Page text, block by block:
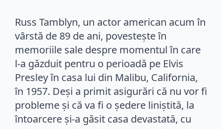
Russ Tamblyn, un actor american acum în
vârstă de 89 de ani, povestește în
memoriile sale despre momentul în care
l-a găzduit pentru o perioadă pe Elvis
Presley în casa lui din Malibu, California,
în 1957. Deși a primit asigurări că nu vor fi
probleme și că va fi o ședere liniștită, la
întoarcere și-a găsit casa devastată, cu